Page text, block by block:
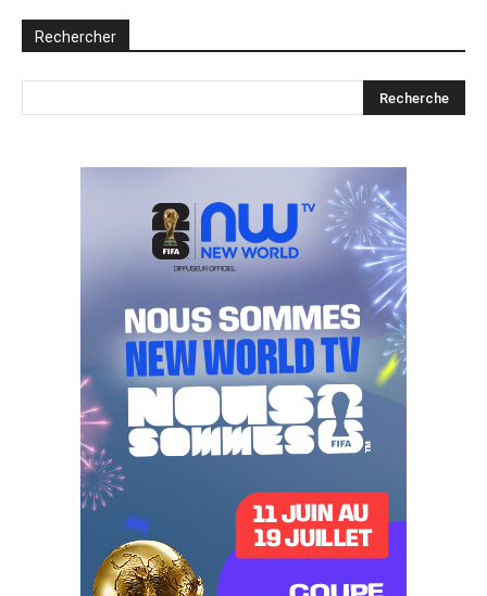
Rechercher